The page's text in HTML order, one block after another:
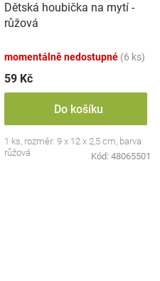
Dětská houbička na mytí -
růžová
momentálně nedostupné (6 ks)
59 Kč
Do košíku
1 ks, rozměr: 9 x 12 x 2,5 cm, barva:
růžová
Kód: 48065501